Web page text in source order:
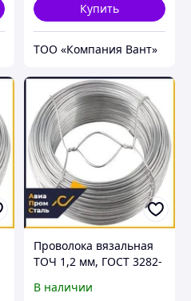
Купить
ТОО «Компания Вант»
Проволока вязальная
ТОЧ 1,2 мм, ГОСТ 3282-
В наличии